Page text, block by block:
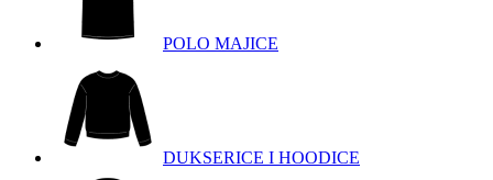
POLO MAJICE
DUKSERICE I HOODICE